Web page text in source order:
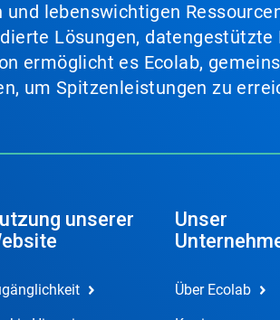
lebenswichtigen
Lösungen,
ermöglicht es Ecolab,
um Spitzenleistungen zu
unserer
Unser
Über Ecolab